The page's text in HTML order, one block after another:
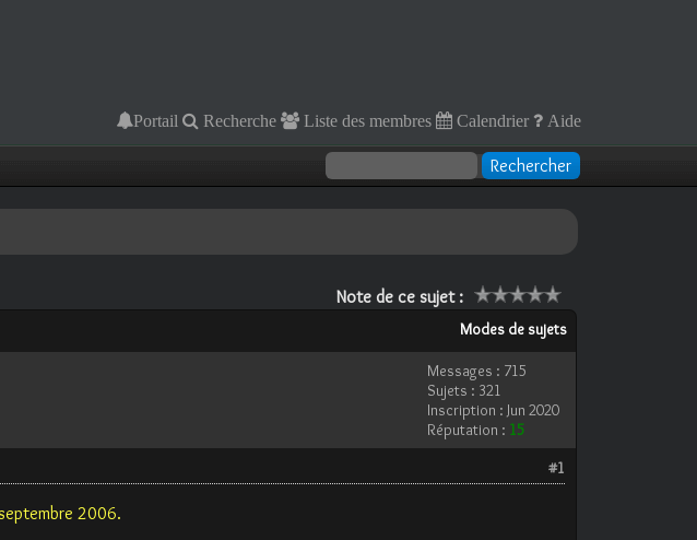
Portail Recherche Liste des membres Calendrier Aide
Note de ce sujet :
Modes de sujets
Messages : 715
Sujets : 321
Inscription : Jun 2020
Réputation : 15
#1
2006.